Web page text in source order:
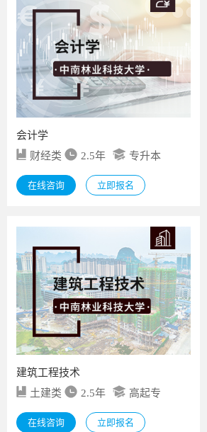
会计学
财经类
2.5年 专升本
在线咨询 立即报名
建筑工程技术
土建类
2.5年 高起专
在线咨询 立即报名